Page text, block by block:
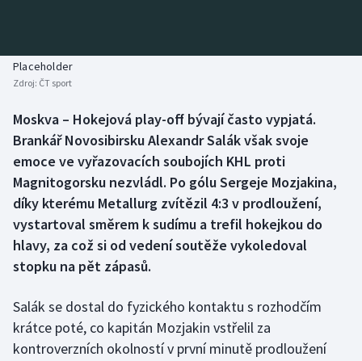
Basketbal
Biatlon
Boby a skeleton
Box
Curling
Dostihy
Aplikace ČT sport
AZ kvíz
Placeholder
Zdroj: ČT sport
Moskva – Hokejová play-off bývají často vypjatá.
Brankář Novosibirsku Alexandr Salák však svoje
emoce ve vyřazovacích soubojích KHL proti
Magnitogorsku nezvládl. Po gólu Sergeje Mozjakina,
díky kterému Metallurg zvítězil 4:3 v prodloužení,
vystartoval směrem k sudímu a trefil hokejkou do
hlavy, za což si od vedení soutěže vykoledoval
stopku na pět zápasů.
Salák se dostal do fyzického kontaktu s rozhodčím
krátce poté, co kapitán Mozjakin vstřelil za
kontroverzních okolností v první minutě prodloužení